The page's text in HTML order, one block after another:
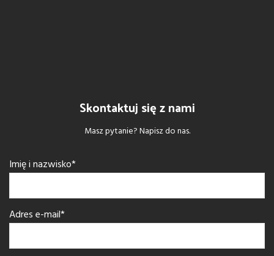
Skontaktuj się z nami
Masz pytanie? Napisz do nas.
Imię i nazwisko*
Adres e-mail*